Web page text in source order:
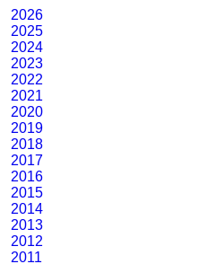
2026
2025
2024
2023
2022
2021
2020
2019
2018
2017
2016
2015
2014
2013
2012
2011